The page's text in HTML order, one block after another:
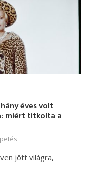
éves volt
miért titkolta a
jött világra,